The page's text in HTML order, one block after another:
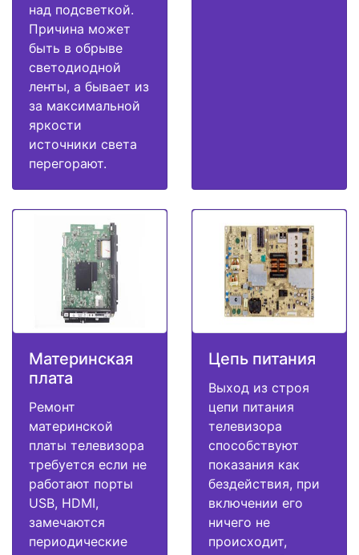
над подсветкой.
Причина может
быть в обрыве
светодиодной
ленты, а бывает из
за максимальной
яркости
источники света
перегорают.
Материнская
плата
Ремонт
материнской
платы телевизора
требуется если не
работают порты
USB, HDMI,
замечаются
периодические
Цепь питания
Выход из строя
цепи питания
телевизора
способствуют
показания как
бездействия, при
включении его
ничего не
происходит,